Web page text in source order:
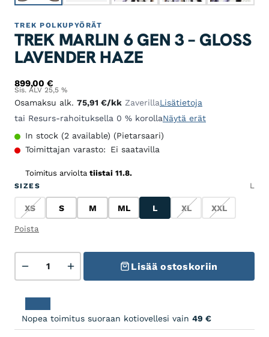
TREK POLKUPYÖRÄT
TREK MARLIN 6 GEN 3 – GLOSS
LAVENDER HAZE
899,00 €
Sis. ALV 25,5 %
Osamaksu alk. 75,91 €/kk ZaverillaLisätietoja
tai Resurs-rahoituksella 0 % korollaNäytä erät
In stock (2 available) (Pietarsaari)
Toimittajan varasto:
Ei saatavilla
Toimitus arviolta tiistai 11.8.
SIZES L
XS
XS S
S M
M ML
ML L
L XL
XL XXL
XXL
Poista
Lisää ostoskoriin
Nopea toimitus suoraan kotiovellesi vain 49 €